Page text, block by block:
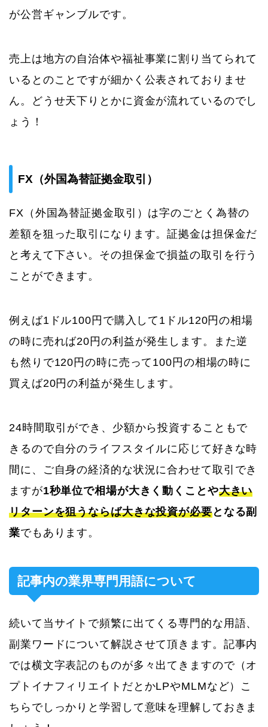
が公営ギャンブルです。
売上は地方の自治体や福祉事業に割り当てられて
いるとのことですが細かく公表されておりませ
ん。どうせ天下りとかに資金が流れているのでし
ょう！
FX（外国為替証拠金取引）
FX（外国為替証拠金取引）は字のごとく為替の
差額を狙った取引になります。証拠金は担保金だ
と考えて下さい。その担保金で損益の取引を行う
ことができます。
例えば1ドル100円で購入して1ドル120円の相場
の時に売れば20円の利益が発生します。また逆
も然りで120円の時に売って100円の相場の時に
買えば20円の利益が発生します。
24時間取引ができ、少額から投資することもで
きるので自分のライフスタイルに応じて好きな時
間に、ご自身の経済的な状況に合わせて取引でき
ますが1秒単位で相場が大きく動くことや大きい
リターンを狙うならば大きな投資が必要となる副
業でもあります。
記事内の業界専門用語について
続いて当サイトで頻繁に出てくる専門的な用語、
副業ワードについて解説させて頂きます。記事内
では横文字表記のものが多々出てきますので（オ
プトイナフィリエイトだとかLPやMLMなど）こ
ちらでしっかりと学習して意味を理解しておきま